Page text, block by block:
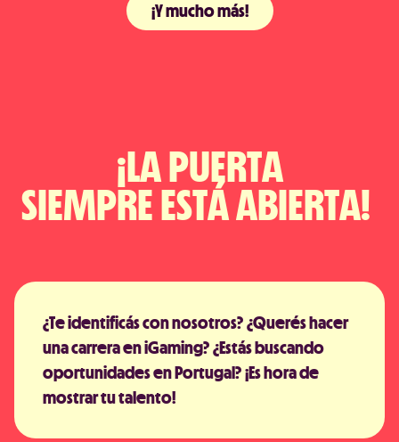
¡Y mucho más!
¡LA PUERTA
SIEMPRE ESTÁ ABIERTA!
¿Te identificás con nosotros? ¿Querés hacer
una carrera en iGaming? ¿Estás buscando
oportunidades en Portugal? ¡Es hora de
mostrar tu talento!